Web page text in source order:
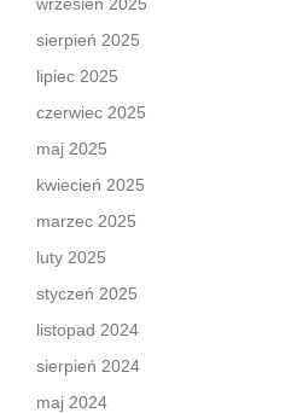
sierpień 2025
lipiec 2025
czerwiec 2025
maj 2025
kwiecień 2025
marzec 2025
luty 2025
styczeń 2025
listopad 2024
sierpień 2024
maj 2024